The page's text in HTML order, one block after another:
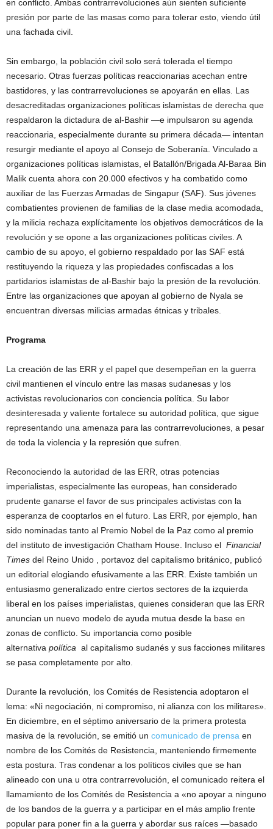
en conflicto. Ambas contrarrevoluciones aún sienten suficiente
presión por parte de las masas como para tolerar esto, viendo útil
una fachada civil.
Sin embargo, la población civil solo será tolerada el tiempo
necesario. Otras fuerzas políticas reaccionarias acechan entre
bastidores, y las contrarrevoluciones se apoyarán en ellas. Las
desacreditadas organizaciones políticas islamistas de derecha que
respaldaron la dictadura de al-Bashir —e impulsaron su agenda
reaccionaria, especialmente durante su primera década— intentan
resurgir mediante el apoyo al Consejo de Soberanía. Vinculado a
organizaciones políticas islamistas, el Batallón/Brigada Al-Baraa Bin
Malik cuenta ahora con 20.000 efectivos y ha combatido como
auxiliar de las Fuerzas Armadas de Singapur (SAF). Sus jóvenes
combatientes provienen de familias de la clase media acomodada,
y la milicia rechaza explícitamente los objetivos democráticos de la
revolución y se opone a las organizaciones políticas civiles. A
cambio de su apoyo, el gobierno respaldado por las SAF está
restituyendo la riqueza y las propiedades confiscadas a los
partidarios islamistas de al-Bashir bajo la presión de la revolución.
Entre las organizaciones que apoyan al gobierno de Nyala se
encuentran diversas milicias armadas étnicas y tribales.
Programa
La creación de las ERR y el papel que desempeñan en la guerra
civil mantienen el vínculo entre las masas sudanesas y los
activistas revolucionarios con conciencia política. Su labor
desinteresada y valiente fortalece su autoridad política, que sigue
representando una amenaza para las contrarrevoluciones, a pesar
de toda la violencia y la represión que sufren.
Reconociendo la autoridad de las ERR, otras potencias
imperialistas, especialmente las europeas, han considerado
prudente ganarse el favor de sus principales activistas con la
esperanza de cooptarlos en el futuro. Las ERR, por ejemplo, han
sido nominadas tanto al Premio Nobel de la Paz como al premio
del instituto de investigación Chatham House. Incluso el Financial
Times del Reino Unido , portavoz del capitalismo británico, publicó
un editorial elogiando efusivamente a las ERR. Existe también un
entusiasmo generalizado entre ciertos sectores de la izquierda
liberal en los países imperialistas, quienes consideran que las ERR
anuncian un nuevo modelo de ayuda mutua desde la base en
zonas de conflicto. Su importancia como posible
alternativa política al capitalismo sudanés y sus facciones militares
se pasa completamente por alto.
Durante la revolución, los Comités de Resistencia adoptaron el
lema: «Ni negociación, ni compromiso, ni alianza con los militares».
En diciembre, en el séptimo aniversario de la primera protesta
masiva de la revolución, se emitió un comunicado de prensa en
nombre de los Comités de Resistencia, manteniendo firmemente
esta postura. Tras condenar a los políticos civiles que se han
alineado con una u otra contrarrevolución, el comunicado reitera el
llamamiento de los Comités de Resistencia a «no apoyar a ninguno
de los bandos de la guerra y a participar en el más amplio frente
popular para poner fin a la guerra y abordar sus raíces —basado